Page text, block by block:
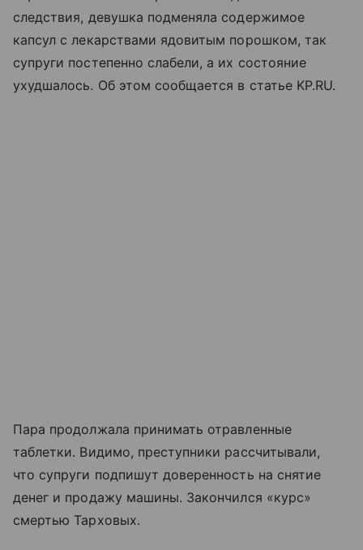
следствия, девушка подменяла содержимое
капсул с лекарствами ядовитым порошком, так
супруги постепенно слабели, а их состояние
ухудшалось. Об этом сообщается в статье KP.RU.
Пара продолжала принимать отравленные
таблетки. Видимо, преступники рассчитывали,
что супруги подпишут доверенность на снятие
денег и продажу машины. Закончился «курс»
смертью Тарховых.